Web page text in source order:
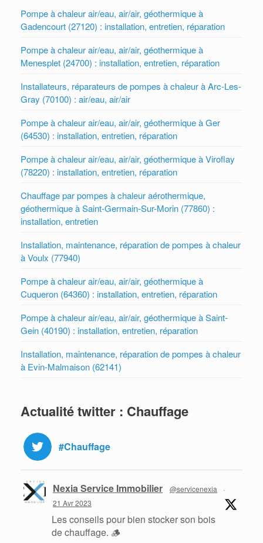
Pompe à chaleur air/eau, air/air, géothermique à
Gadencourt (27120) : installation, entretien, réparation
Pompe à chaleur air/eau, air/air, géothermique à
Menesplet (24700) : installation, entretien, réparation
Installateurs, réparateurs de pompes à chaleur à Arc-Les-
Gray (70100) : air/eau, air/air
Pompe à chaleur air/eau, air/air, géothermique à Ger
(64530) : installation, entretien, réparation
Pompe à chaleur air/eau, air/air, géothermique à Viroflay
(78220) : installation, entretien, réparation
Chauffage par pompes à chaleur aérothermique,
géothermique à Saint-Germain-Sur-Morin (77860) :
installation, entretien
Installation, maintenance, réparation de pompes à chaleur
à Voulx (77940)
Pompe à chaleur air/eau, air/air, géothermique à
Cuqueron (64360) : installation, entretien, réparation
Pompe à chaleur air/eau, air/air, géothermique à Saint-
Gein (40190) : installation, entretien, réparation
Installation, maintenance, réparation de pompes à chaleur
à Evin-Malmaison (62141)
Actualité twitter : Chauffage
#Chauffage
Nexia Service Immobilier @servicenexia
·
21 Avr 2023
Les conseils pour bien stocker son bois
de chauffage. 🪵